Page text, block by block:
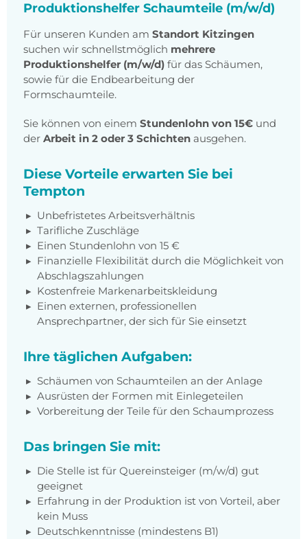
Produktionshelfer Schaumteile (m/w/d)
Für unseren Kunden am Standort Kitzingen
suchen wir schnellstmöglich mehrere
Produktionshelfer (m/w/d) für das Schäumen,
sowie für die Endbearbeitung der
Formschaumteile.
Sie können von einem Stundenlohn von 15€ und
der Arbeit in 2 oder 3 Schichten ausgehen.
Diese Vorteile erwarten Sie bei
Tempton
Unbefristetes Arbeitsverhältnis
Tarifliche Zuschläge
Einen Stundenlohn von 15 €
Finanzielle Flexibilität durch die Möglichkeit von
Abschlagszahlungen
Kostenfreie Markenarbeitskleidung
Einen externen, professionellen
Ansprechpartner, der sich für Sie einsetzt
Ihre täglichen Aufgaben:
Schäumen von Schaumteilen an der Anlage
Ausrüsten der Formen mit Einlegeteilen
Vorbereitung der Teile für den Schaumprozess
Das bringen Sie mit:
Die Stelle ist für Quereinsteiger (m/w/d) gut
geeignet
Erfahrung in der Produktion ist von Vorteil, aber
kein Muss
Deutschkenntnisse (mindestens B1)